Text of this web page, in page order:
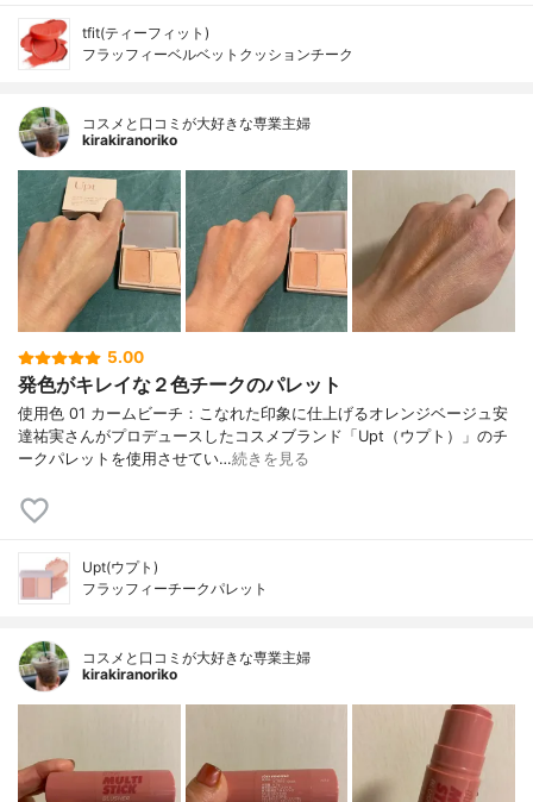
tfit(ティーフィット)
フラッフィーベルベットクッションチーク
コスメと口コミが大好きな専業主婦
kirakiranoriko
5.00
発色がキレイな２色チークのパレット
使用色 01 カームビーチ：こなれた印象に仕上げるオレンジベージュ安
達祐実さんがプロデュースしたコスメブランド「Upt（ウプト）」のチ
ークパレットを使用させてい…続きを見る
Upt(ウプト)
フラッフィーチークパレット
コスメと口コミが大好きな専業主婦
kirakiranoriko